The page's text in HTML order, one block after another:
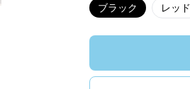
ブラック レッド